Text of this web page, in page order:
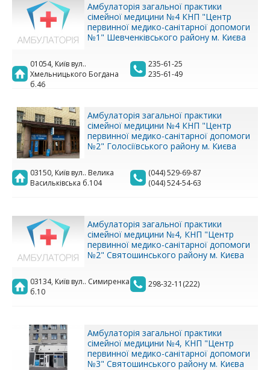
Амбулаторія загальної практики
сімейної медицини №4 КНП "Центр
первинної медико-санітарної допомоги
№1" Шевченківського району м. Києва
01054, Київ вул..
Хмельницького Богдана
б.46
235-61-25
235-61-49
Амбулаторія загальної практики
сімейної медицини №4 КНП "Центр
первинної медико-санітарної допомоги
№2" Голосіївського району м. Києва
03150, Київ вул.. Велика
Васильківська б.104
(044) 529-69-87
(044) 524-54-63
Амбулаторія загальної практики
сімейної медицини №4, КНП "Центр
первинної медико-санітарної допомоги
№2" Святошинського району м. Києва
03134, Київ вул.. Симиренка
б.10
298-32-11(222)
Амбулаторія загальної практики
сімейної медицини №4, КНП "Центр
первинної медико-санітарної допомоги
№3" Святошинського району м. Києва